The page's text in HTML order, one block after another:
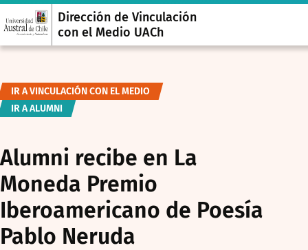
Dirección de Vinculación
con el Medio UACh
IR A VINCULACIÓN CON EL MEDIO
IR A ALUMNI
Alumni recibe en La
Moneda Premio
Iberoamericano de Poesía
Pablo Neruda